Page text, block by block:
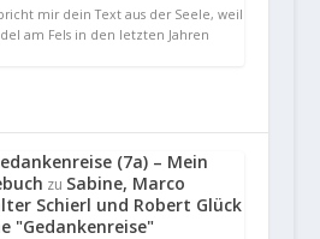
mir dein Text aus der Seele, weil
am Fels in den letzten Jahren
(7a) – Mein
zu Sabine, Marco
Schierl und Robert Glück
"Gedankenreise"